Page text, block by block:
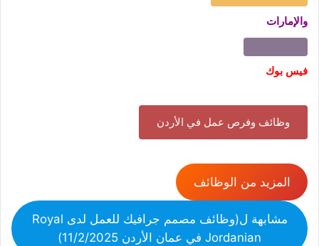
والإمارات
فيس بوك
وظائف وفرص عمل في الأردن
المزيد من الوظائف
مشابهة ل(وظائف مصمم جرافيك للعمل لدى Royal
Jordanian في عمان الأردن 11/2/2025)